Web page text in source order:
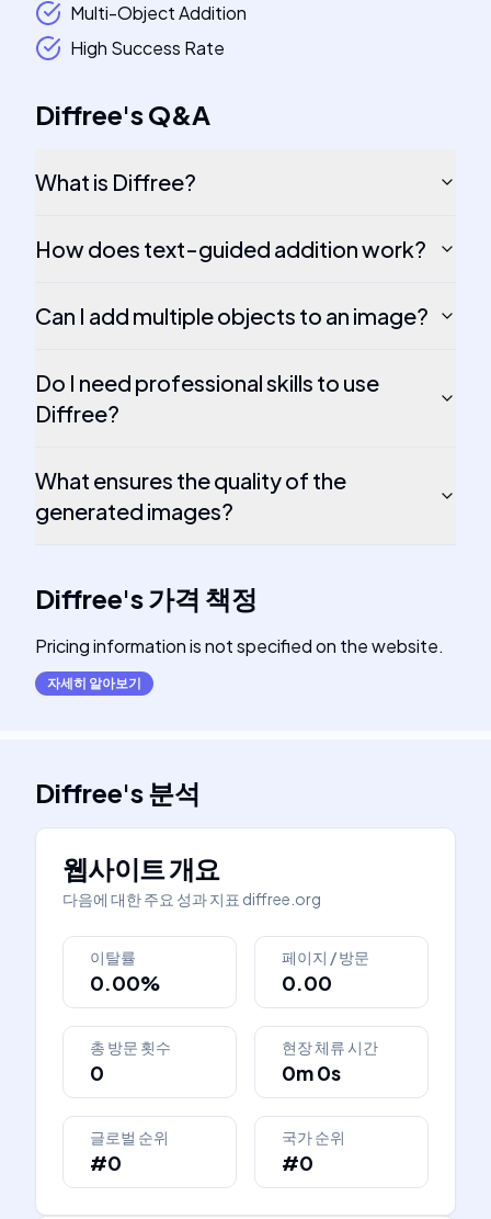
Multi-Object Addition
High Success Rate
Diffree'sQ&A
What is Diffree?
How does text-guided addition work?
Can I add multiple objects to an image?
Do I need professional skills to use
Diffree?
What ensures the quality of the
generated images?
Diffree's가격 책정
Pricing information is not specified on the website.
자세히 알아보기
Diffree's분석
웹사이트 개요
다음에 대한 주요 성과 지표 diffree.org
이탈률
0.00%
페이지 / 방문
0.00
총 방문 횟수
0
현장 체류 시간
0m 0s
글로벌 순위
#0
국가 순위
#0